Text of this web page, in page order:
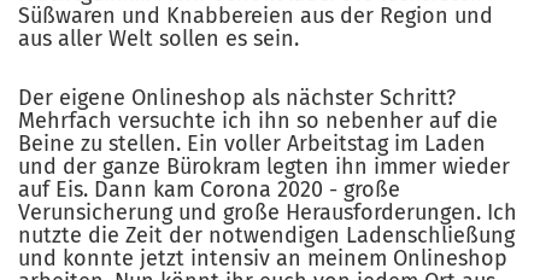
Süßwaren und Knabbereien aus der Region und
aus aller Welt sollen es sein.
Der eigene Onlineshop als nächster Schritt?
Mehrfach versuchte ich ihn so nebenher auf die
Beine zu stellen. Ein voller Arbeitstag im Laden
und der ganze Bürokram legten ihn immer wieder
auf Eis. Dann kam Corona 2020 - große
Verunsicherung und große Herausforderungen. Ich
nutzte die Zeit der notwendigen Ladenschließung
und konnte jetzt intensiv an meinem Onlineshop